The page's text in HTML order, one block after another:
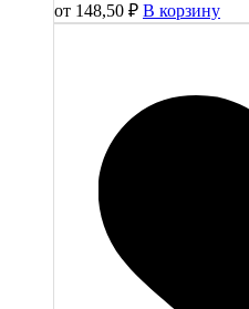
от 148,50 ₽ В корзину